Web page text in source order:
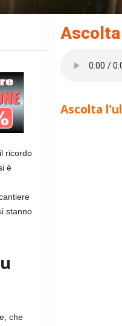
ricordo
è
stanno
che
Ascolta